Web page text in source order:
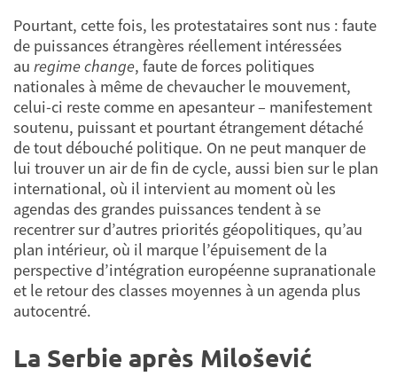
Pourtant, cette fois, les protestataires sont nus : faute
de puissances étrangères réellement intéressées
au regime change, faute de forces politiques
nationales à même de chevaucher le mouvement,
celui-ci reste comme en apesanteur – manifestement
soutenu, puissant et pourtant étrangement détaché
de tout débouché politique. On ne peut manquer de
lui trouver un air de fin de cycle, aussi bien sur le plan
international, où il intervient au moment où les
agendas des grandes puissances tendent à se
recentrer sur d’autres priorités géopolitiques, qu’au
plan intérieur, où il marque l’épuisement de la
perspective d’intégration européenne supranationale
et le retour des classes moyennes à un agenda plus
autocentré.
La Serbie après Milošević